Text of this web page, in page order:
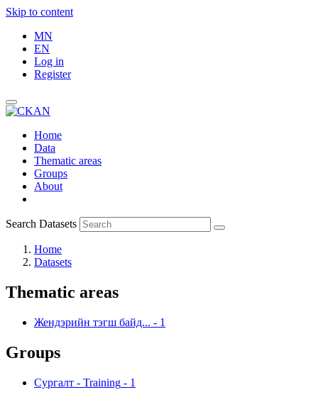
Skip to content
MN
EN
Log in
Register
Home
Data
Thematic areas
Groups
About
Search Datasets
Home
Datasets
Thematic areas
Жендэрийн тэгш байд... - 1
Groups
Сургалт - Training - 1